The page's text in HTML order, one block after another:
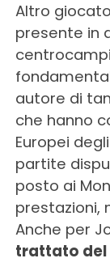
Altro
presente in
autore di
che hanno
Europei
partite
posto ai
prestazioni,
Anche per
trattato del